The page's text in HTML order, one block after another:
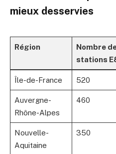
mieux desservies
Région
Nombre
stations
Île-de-France 520
Auvergne-
Rhône-Alpes
460
Nouvelle-
Aquitaine
350